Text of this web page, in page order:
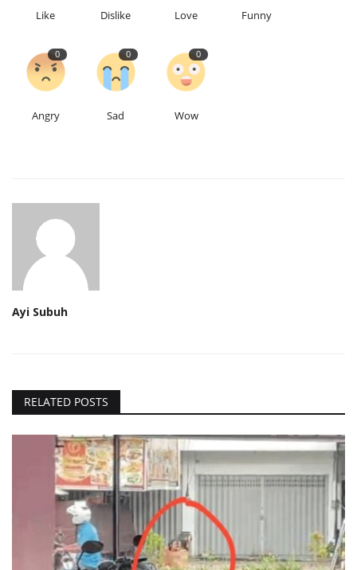
Like Dislike Love Funny
0
Angry
0
Sad
0
Wow
Ayi Subuh
RELATED POSTS